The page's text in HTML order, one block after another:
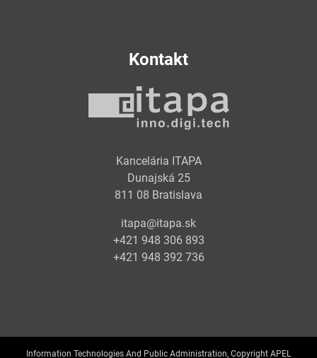
Kontakt
Kancelária ITAPA
Dunajská 25
811 08 Bratislava
itapa@itapa.sk
+421 948 306 893
+421 948 392 736
Information Technologies And Public Administration, Copyright APEL